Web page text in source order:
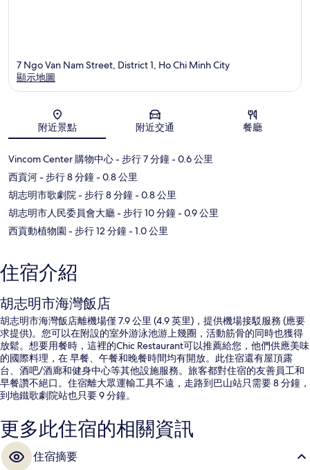
地圖
7 Ngo Van Nam Street, District 1, Ho Chi Minh City
顯示地圖
附近景點 附近交通 餐廳
Vincom Center 購物中心- 步行 7 分鐘- 0.6 公里
西貢河- 步行 8 分鐘- 0.8 公里
胡志明市歌劇院- 步行 8 分鐘- 0.8 公里
胡志明市人民委員會大廳- 步行 10 分鐘- 0.9 公里
西貢動植物園 - 步行 12 分鐘- 1.0 公里
住宿介紹
胡志明市海灣飯店
胡志明市海灣飯店離機場僅 7.9 公里 (4.9 英里)，提供機場接駁服務 (應要
求提供)。您可以在附設的室外游泳池游上幾圈，活動筋骨的同時也獲得
放鬆。想要用餐時，這裡的Chic Restaurant可以推薦給您，他們供應美味
的國際料理，在 早餐、午餐和晚餐時間均有開放。此住宿還有屋頂露
台、酒吧/酒廊和健身中心等其他設施服務。旅客都對住宿的友善員工和
早餐讚不絕口。住宿離大眾運輸工具不遠，走路到巴山站只需要 8 分鐘，
到地鐵歌劇院站也只要 9 分鐘。
更多此住宿的相關資訊
住宿摘要